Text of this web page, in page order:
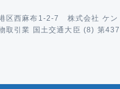
区西麻布1-2-7 株式会社 ケ
取引業 国土交通大臣 (8) 第